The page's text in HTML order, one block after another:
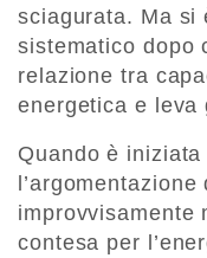
sciagurata. Ma si
sistematico dopo
relazione tra
energetica e leva
Quando è
improvvisamente
contesa per